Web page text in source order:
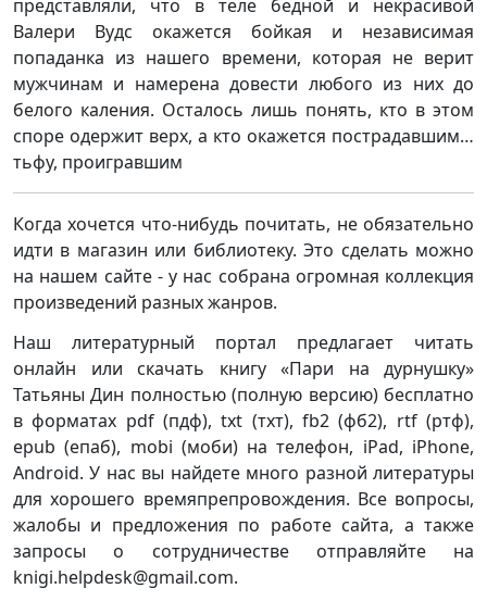
представляли, что в теле бедной и некрасивой
Валери Вудс окажется бойкая и независимая
попаданка из нашего времени, которая не верит
мужчинам и намерена довести любого из них до
белого каления. Осталось лишь понять, кто в этом
споре одержит верх, а кто окажется пострадавшим…
тьфу, проигравшим
Когда хочется что-нибудь почитать, не обязательно
идти в магазин или библиотеку. Это сделать можно
на нашем сайте - у нас собрана огромная коллекция
произведений разных жанров.
Наш литературный портал предлагает читать
онлайн или скачать книгу «Пари на дурнушку»
Татьяны Дин полностью (полную версию) бесплатно
в форматах pdf (пдф), txt (тхт), fb2 (фб2), rtf (ртф),
epub (епаб), mobi (моби) на телефон, iPad, iPhone,
Android. У нас вы найдете много разной литературы
для хорошего времяпрепровождения. Все вопросы,
жалобы и предложения по работе сайта, а также
запросы о сотрудничестве отправляйте на
knigi.helpdesk@gmail.com.